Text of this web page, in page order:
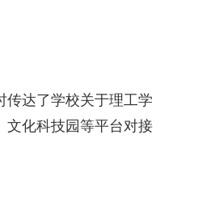
传达了学校关于理工学
文化科技园等平台对接